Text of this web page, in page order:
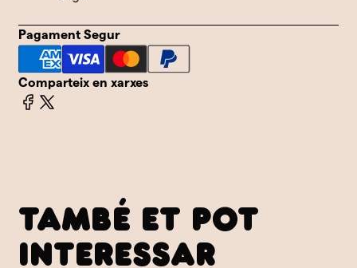
Pagament Segur
Comparteix en xarxes
TAMBÉ ET POT
INTERESSAR